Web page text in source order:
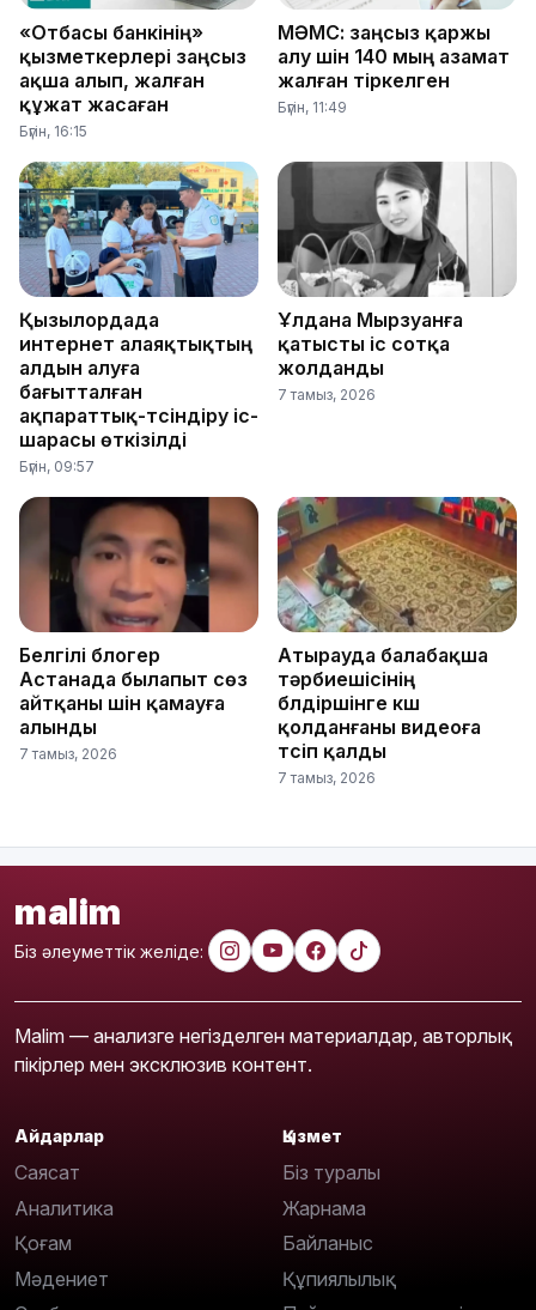
«Отбасы банкінің»
қызметкерлері заңсыз
ақша алып, жалған
құжат жасаған
Бүгін, 16:15
МӘМС: заңсыз қаржы
алу үшін 140 мың азамат
жалған тіркелген
Бүгін, 11:49
Қызылордада
интернет алаяқтықтың
алдын алуға
бағытталған
ақпараттық-түсіндіру іс-
шарасы өткізілді
Бүгін, 09:57
Ұлдана Мырзуанға
қатысты іс сотқа
жолданды
7 тамыз, 2026
Белгілі блогер
Астанада былапыт сөз
айтқаны үшін қамауға
алынды
7 тамыз, 2026
Атырауда балабақша
тәрбиешісінің
бүлдіршінге күш
қолданғаны видеоға
түсіп қалды
7 тамыз, 2026
malim
Біз әлеуметтік желіде:
Malim — анализге негізделген материалдар, авторлық
пікірлер мен эксклюзив контент.
Айдарлар
Саясат
Аналитика
Қоғам
Мәдениет
Қызмет
Біз туралы
Жарнама
Байланыс
Құпиялылық